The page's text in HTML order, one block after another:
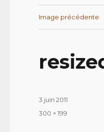
Image précédente
Publié
3 juin 2011
Taille
300 × 199